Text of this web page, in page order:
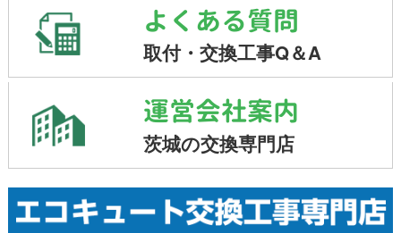
よくある質問
取付・交換工事Q＆A
運営会社案内
茨城の交換専門店